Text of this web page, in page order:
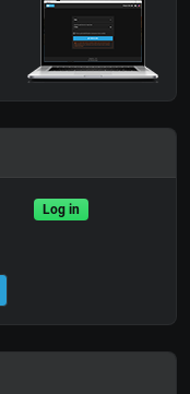
Log in